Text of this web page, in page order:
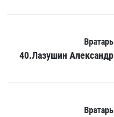
Вратарь
40.Лазушин Александр
Вратарь